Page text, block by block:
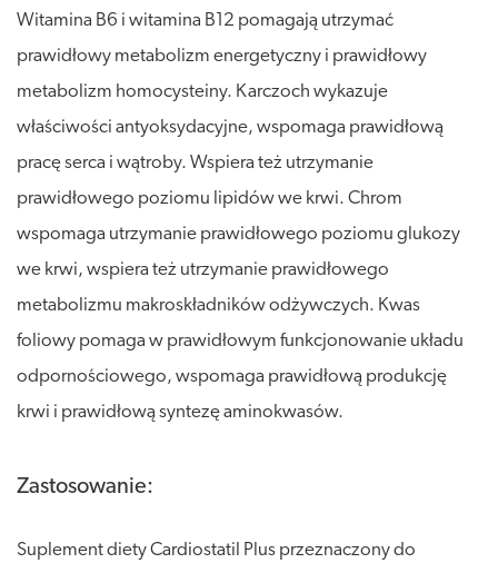
Witamina B6 i witamina B12 pomagają utrzymać
prawidłowy metabolizm energetyczny i prawidłowy
metabolizm homocysteiny. Karczoch wykazuje
właściwości antyoksydacyjne, wspomaga prawidłową
pracę serca i wątroby. Wspiera też utrzymanie
prawidłowego poziomu lipidów we krwi. Chrom
wspomaga utrzymanie prawidłowego poziomu glukozy
we krwi, wspiera też utrzymanie prawidłowego
metabolizmu makroskładników odżywczych. Kwas
foliowy pomaga w prawidłowym funkcjonowanie układu
odpornościowego, wspomaga prawidłową produkcję
krwi i prawidłową syntezę aminokwasów.
Zastosowanie:
Suplement diety Cardiostatil Plus przeznaczony do